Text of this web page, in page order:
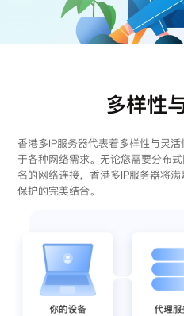
多样性
香港多IP服务器代表着多样性与灵
于各种网络需求。无论您需要分布
名的网络连接，香港多IP服务器将
保护的完美结合。